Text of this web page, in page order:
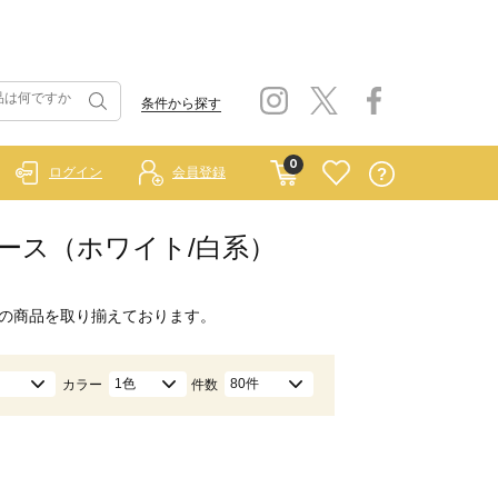
条件から探す
0
ログイン 会員登録
ス（ホワイト/白系）
商品を取り揃えております。
カラー 1色 件数 80件